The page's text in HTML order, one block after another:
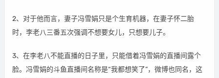
2、对于他而言，妻子冯雪娟只是个生育机器，在妻子怀二胎
时，李老八三番五次强调不想要女儿，只想要儿子。
3、在李老八不能直播的日子里，只能借着冯雪娟的直播间露个
脸。冯雪娟的斗鱼直播间名称是“我都想笑了”，微博也同名，这